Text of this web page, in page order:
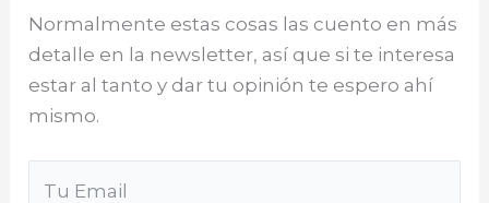
Normalmente estas cosas las cuento en más
detalle en la newsletter, así que si te interesa
estar al tanto y dar tu opinión te espero ahí
mismo.